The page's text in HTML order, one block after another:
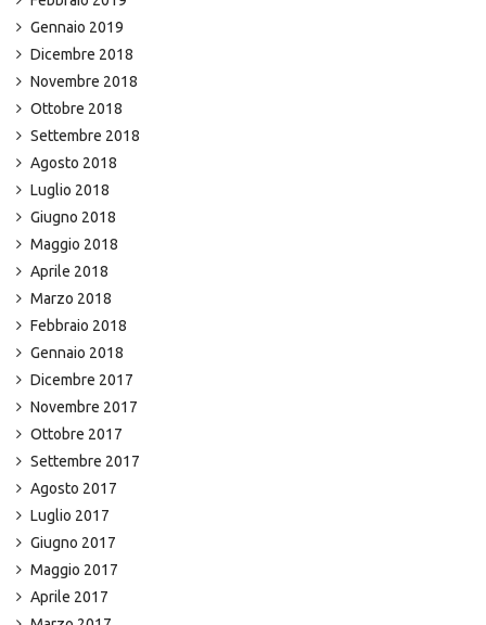
Gennaio 2019
Dicembre 2018
Novembre 2018
Ottobre 2018
Settembre 2018
Agosto 2018
Luglio 2018
Giugno 2018
Maggio 2018
Aprile 2018
Marzo 2018
Febbraio 2018
Gennaio 2018
Dicembre 2017
Novembre 2017
Ottobre 2017
Settembre 2017
Agosto 2017
Luglio 2017
Giugno 2017
Maggio 2017
Aprile 2017